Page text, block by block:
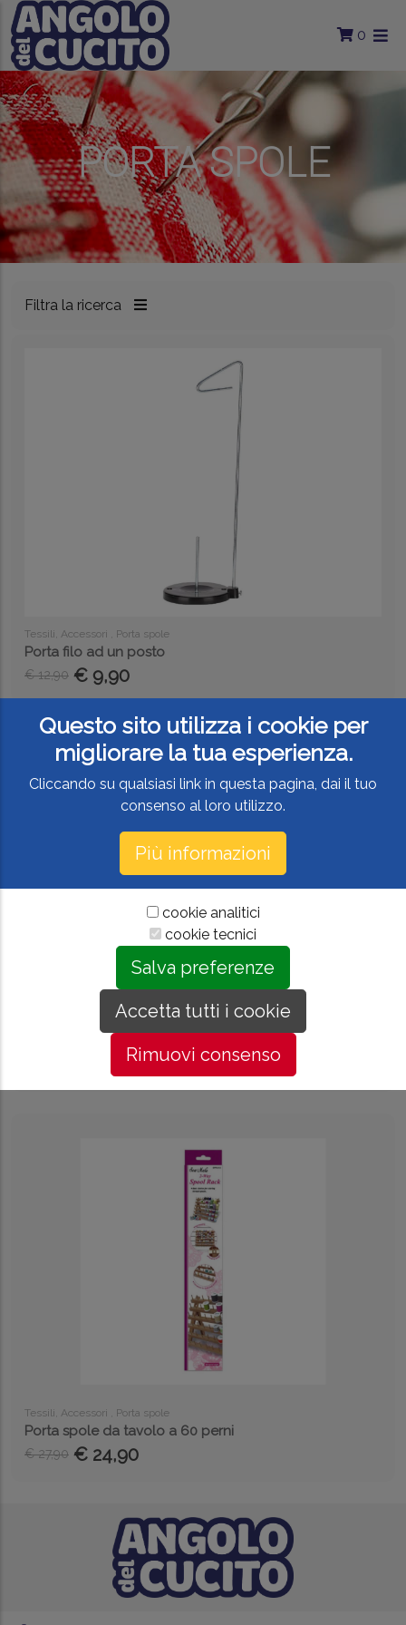
Salta al contenuto principale
0
PORTA SPOLE
Filtra la ricerca
Tessili, Accessori , Porta spole
Porta filo ad un posto
€ 12,90 € 9,90
Porta spole da tavolo a 20 perni
€ 12,90
Tessili, Accessori , Porta spole
Porta spole da tavolo a 60 perni
€ 27,90 € 24,90
Questo sito utilizza i cookie per
migliorare la tua esperienza.
Cliccando su qualsiasi link in questa pagina, dai il tuo
consenso al loro utilizzo.
Più informazioni
cookie analitici
cookie tecnici
Salva preferenze
Accetta tutti i cookie
Rimuovi consenso